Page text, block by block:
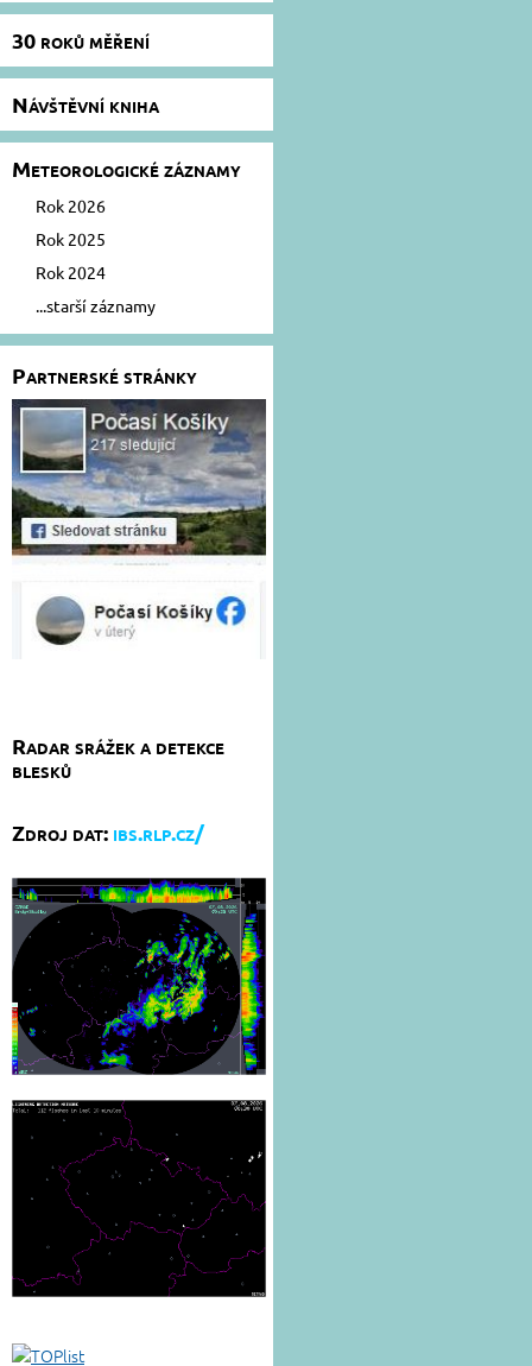
30 roků měření
Návštěvní kniha
Meteorologické záznamy
Rok 2026
Rok 2025
Rok 2024
...starší záznamy
Partnerské stránky
Radar srážek a detekce
blesků
Zdroj dat: ibs.rlp.cz/